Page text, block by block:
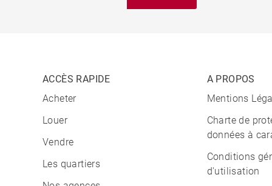
ACCÈS RAPIDE
Acheter
Louer
Vendre
Les quartiers
A PROPOS
Mentions
Charte de
données à
Conditions
d'utilisation